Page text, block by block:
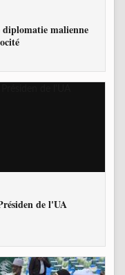
diplomatie malienne
de l'UA